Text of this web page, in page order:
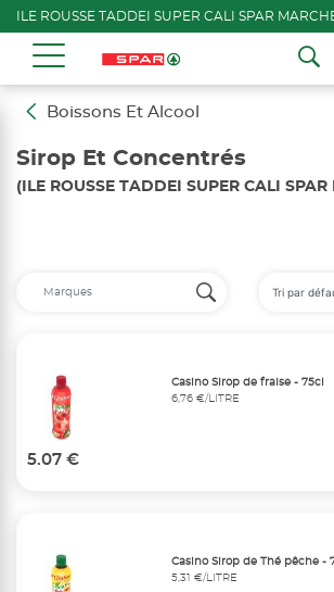
ILE ROUSSE TADDEI SUPER CALI SPAR
Boissons Et Alcool
Sirop Et Concentrés
(ILE ROUSSE TADDEI SUPER CALI SPAR
Casino Sirop de fraise - 75cl
6,76 €/LITRE
5.07 €
Casino Sirop de Thé pêche -
5,31 €/LITRE